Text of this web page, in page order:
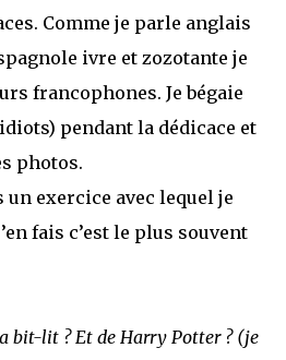
Comme je parle anglais
ivre et zozotante je
francophones. Je bégaie
pendant la dédicace et
photos.
un exercice avec lequel je
fais c’est le plus souvent
bit-lit ? Et de Harry Potter ? (je